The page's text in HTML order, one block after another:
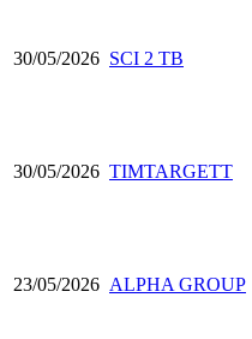
30/05/2026 SCI 2 TB
30/05/2026 TIMTARGETT
23/05/2026 ALPHA GROUP